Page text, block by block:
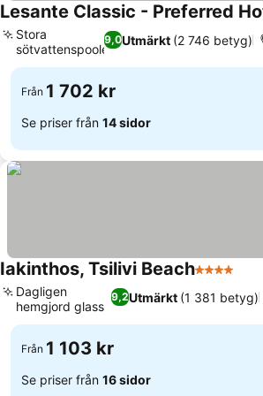
Lesante Classic - Preferred
9,0Utmärkt (2 746 betyg)
Stora
sötvattenspooler
Från 1 702 kr
Se priser från 14 sidor
Iakinthos, Tsilivi Beach4 Stjärnor
9,2Utmärkt (1 381 betyg)
Dagligen
hemgjord glass
Från 1 103 kr
Se priser från 16 sidor